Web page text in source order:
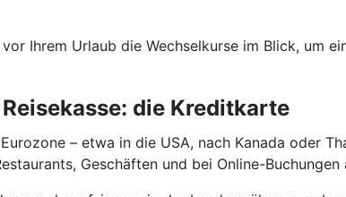
vor Ihrem Urlaub die Wechselkurse im Blick, um
die Kreditkarte
– etwa in die USA, nach Kanada oder
Geschäften und bei Online-